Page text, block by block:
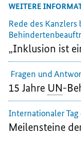
WEITERE
Rede des
„Inklusion ist
Fragen und
15 Jahre UN-
Internationaler
Meilensteine